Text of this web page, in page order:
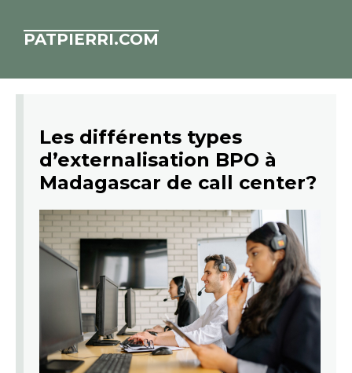
PATPIERRI.COM
Les différents types
d’externalisation BPO à
Madagascar de call center?